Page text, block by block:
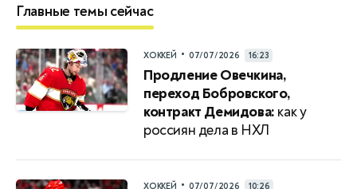
Главные темы сейчас
ХОККЕЙ • 07/07/2026 16:23
Продление Овечкина,
переход Бобровского,
контракт Демидова: как у
россиян дела в НХЛ
ХОККЕЙ • 07/07/2026 10:26